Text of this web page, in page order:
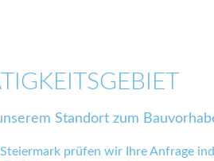
Standort zum
prüfen wir Ihre Anfrage